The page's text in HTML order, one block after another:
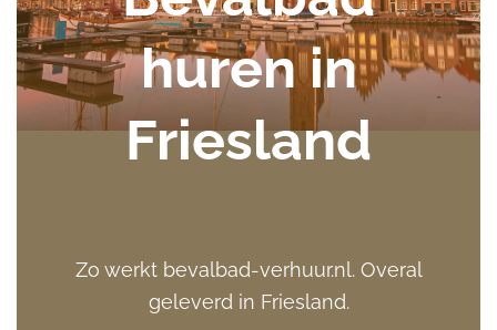
huren in
Friesland
Zo werkt bevalbad-verhuur.nl. Overal
geleverd in Friesland.